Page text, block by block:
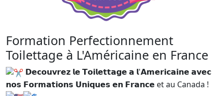
Formation Perfectionnement
Toilettage à L'Américaine en France
𝗗𝗲𝗰𝗼𝘂𝘃𝗿𝗲𝘇 𝗹𝗲 𝗧𝗼𝗶𝗹𝗲𝘁𝘁𝗮𝗴𝗲 𝗮 𝗹'𝗔𝗺𝗲𝗿𝗶𝗰𝗮𝗶𝗻𝗲 𝗮𝘃𝗲𝗰
𝗻𝗼𝘀 𝗙𝗼𝗿𝗺𝗮𝘁𝗶𝗼𝗻𝘀 𝗨𝗻𝗶𝗾𝘂𝗲𝘀 𝗲𝗻 𝗙𝗿𝗮𝗻𝗰𝗲 et au Canada !